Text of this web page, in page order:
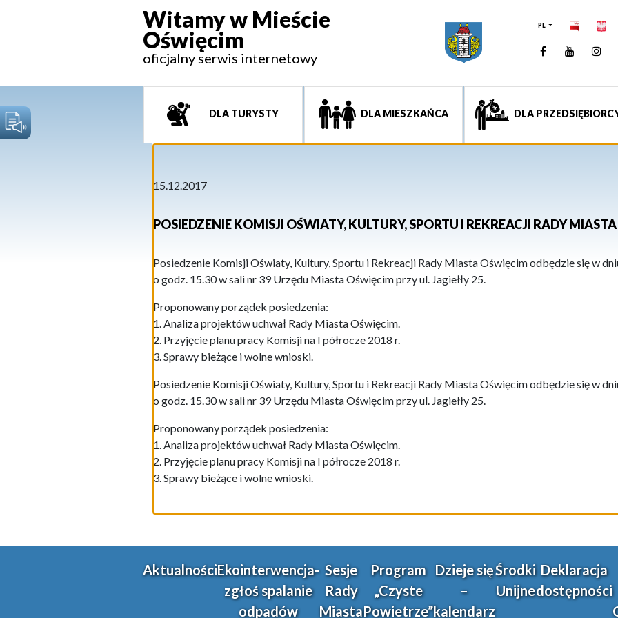
Witamy w Mieście
Oświęcim
oficjalny serwis internetowy
PL
Facebook
DLA TURYSTY DLA MIESZKAŃCA DLA
15.12.2017
POSIEDZENIE KOMISJI OŚWIATY, KULTURY, SPORTU I REKREACJI RADY
Posiedzenie Komisji Oświaty, Kultury, Sportu i Rekreacji Rady Miasta Oświęcim odbędzie się w
o godz. 15.30 w sali nr 39 Urzędu Miasta Oświęcim przy ul. Jagiełły 25.
Proponowany porządek posiedzenia:
1. Analiza projektów uchwał Rady Miasta Oświęcim.
2. Przyjęcie planu pracy Komisji na I półrocze 2018 r.
3. Sprawy bieżące i wolne wnioski.
Posiedzenie Komisji Oświaty, Kultury, Sportu i Rekreacji Rady Miasta Oświęcim odbędzie się w
o godz. 15.30 w sali nr 39 Urzędu Miasta Oświęcim przy ul. Jagiełły 25.
Proponowany porządek posiedzenia:
1. Analiza projektów uchwał Rady Miasta Oświęcim.
2. Przyjęcie planu pracy Komisji na I półrocze 2018 r.
3. Sprawy bieżące i wolne wnioski.
AktualnościEkointerwencja-
zgłoś spalanie
odpadów
Sesje
Rady
Miasta
Program
„Czyste
Powietrze”
Dzieje się
–
kalendarz
Środki
Unijne
Deklaracja
dostępności